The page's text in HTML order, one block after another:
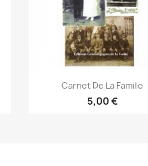
Anteprima
Carnet De La Famille
5,00 €